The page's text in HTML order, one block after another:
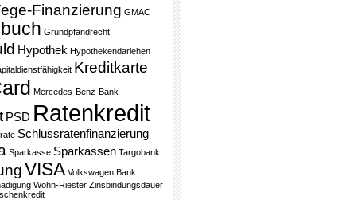
Finanzierung GMAC
Grundpfandrecht
Hypothek Hypothekendarlehen
Kreditkarte
Mercedes-Benz-Bank
PSD Ratenkredit
Schlussratenfinanzierung
Sparkasse Sparkassen Targobank
VISA Volkswagen Bank
Wohn-Riester Zinsbindungsdauer